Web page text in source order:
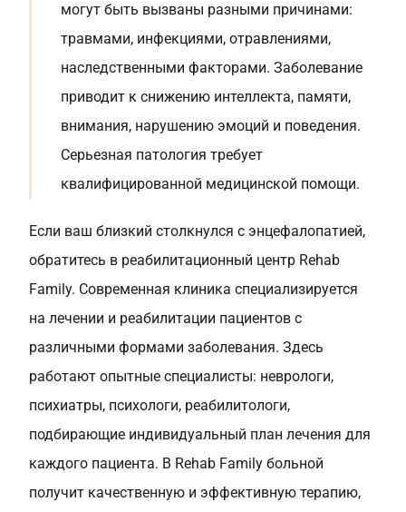
могут быть вызваны разными причинами:
травмами, инфекциями, отравлениями,
наследственными факторами. Заболевание
приводит к снижению интеллекта, памяти,
внимания, нарушению эмоций и поведения.
Серьезная патология требует
квалифицированной медицинской помощи.
Если ваш близкий столкнулся с энцефалопатией,
обратитесь в реабилитационный центр Rehab
Family. Современная клиника специализируется
на лечении и реабилитации пациентов с
различными формами заболевания. Здесь
работают опытные специалисты: неврологи,
психиатры, психологи, реабилитологи,
подбирающие индивидуальный план лечения для
каждого пациента. В Rehab Family больной
получит качественную и эффективную терапию,